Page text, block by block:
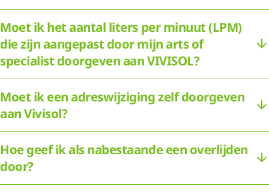
Moet ik het aantal liters per minuut (LPM)
die zijn aangepast door mijn arts of
specialist doorgeven aan VIVISOL?
Moet ik een adreswijziging zelf doorgeven
aan Vivisol?
Hoe geef ik als nabestaande een overlijden
door?